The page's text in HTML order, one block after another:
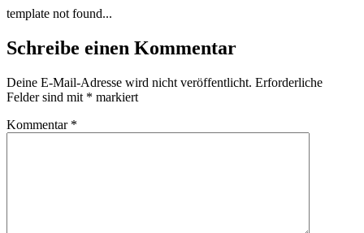
Zum
wechseln
template not found...
Schreibe einen Kommentar
Deine E-Mail-Adresse wird nicht veröffentlicht. Erforderliche
Felder sind mit * markiert
Kommentar *